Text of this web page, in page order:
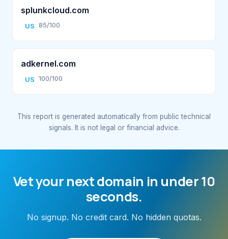
splunkcloud.com
US 85/100
adkernel.com
US 100/100
This report is generated automatically from public technical
signals. It is not legal or financial advice.
Vet your next domain in under 10
seconds.
No signup. No credit card. No hidden quotas.